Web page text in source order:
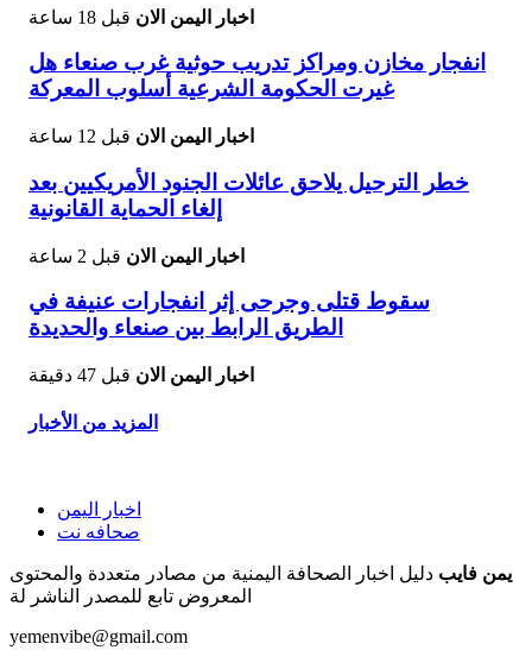
اخبار اليمن الان قبل 18 ساعة
انفجار مخازن ومراكز تدريب حوثية غرب صنعاء هل
غيرت الحكومة الشرعية أسلوب المعركة
اخبار اليمن الان قبل 12 ساعة
خطر الترحيل يلاحق عائلات الجنود الأمريكيين بعد
إلغاء الحماية القانونية
اخبار اليمن الان قبل 2 ساعة
سقوط قتلى وجرحى إثر انفجارات عنيفة في
الطريق الرابط بين صنعاء والحديدة
اخبار اليمن الان قبل 47 دقيقة
المزيد من الأخبار
اخبار اليمن
صحافه نت
يمن فايب دليل اخبار الصحافة اليمنية من مصادر متعددة والمحتوى
المعروض تابع للمصدر الناشر لة
yemenvibe@gmail.com